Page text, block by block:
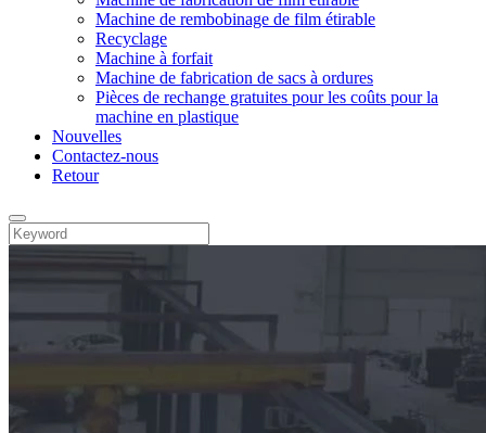
Machine de rembobinage de film étirable
Recyclage
Machine à forfait
Machine de fabrication de sacs à ordures
Pièces de rechange gratuites pour les coûts pour la
machine en plastique
Nouvelles
Contactez-nous
Retour